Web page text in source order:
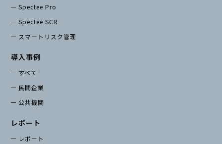
Spectee Pro
Spectee SCR
スマートリスク管理
導入事例
すべて
民間企業
公共機関
レポート
レポート